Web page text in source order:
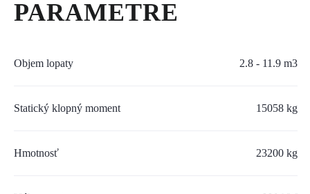
SERVIS A NÁHRADNÉ DIELY
MÔJSTROJ.SK
AKCIOVÉ PONUKY
O NÁS
PARAMETRE
Objem lopaty 2.8 - 11.9 m3
Statický klopný moment 15058 kg
Hmotnosť 23200 kg